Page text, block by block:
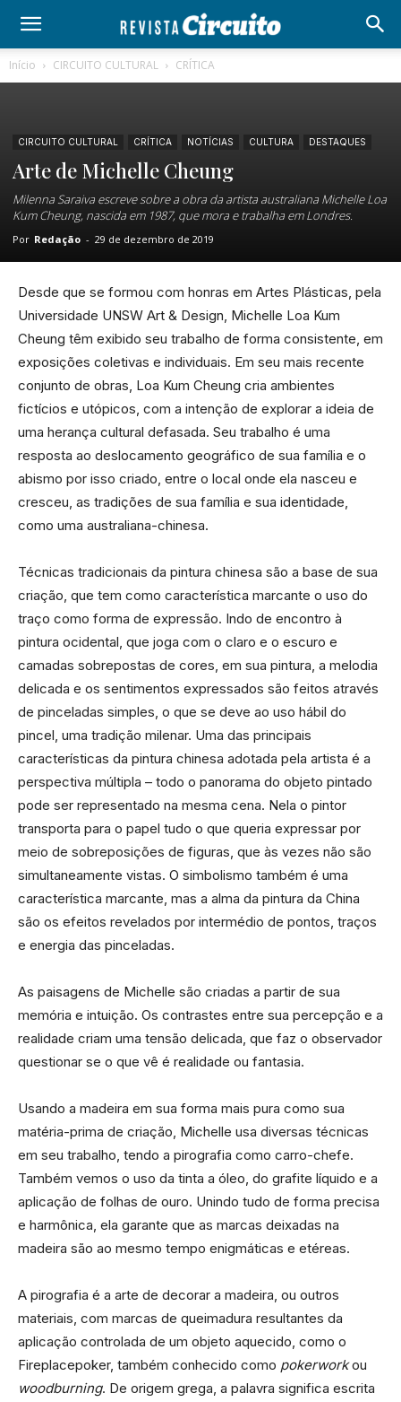
Início CIRCUITO CULTURAL CRÍTICA
CIRCUITO CULTURAL CRÍTICA NOTÍCIAS CULTURA DESTAQUES
Arte de Michelle Cheung
Milenna Saraiva escreve sobre a obra da artista australiana Michelle Loa
Kum Cheung, nascida em 1987, que mora e trabalha em Londres.
Por Redação - 29 de dezembro de 2019
Desde que se formou com honras em Artes Plásticas, pela
Universidade UNSW Art & Design, Michelle Loa Kum
Cheung têm exibido seu trabalho de forma consistente, em
exposições coletivas e individuais. Em seu mais recente
conjunto de obras, Loa Kum Cheung cria ambientes
fictícios e utópicos, com a intenção de explorar a ideia de
uma herança cultural defasada. Seu trabalho é uma
resposta ao deslocamento geográfico de sua família e o
abismo por isso criado, entre o local onde ela nasceu e
cresceu, as tradições de sua família e sua identidade,
como uma australiana-chinesa.
Técnicas tradicionais da pintura chinesa são a base de sua
criação, que tem como característica marcante o uso do
traço como forma de expressão. Indo de encontro à
pintura ocidental, que joga com o claro e o escuro e
camadas sobrepostas de cores, em sua pintura, a melodia
delicada e os sentimentos expressados são feitos através
de pinceladas simples, o que se deve ao uso hábil do
pincel, uma tradição milenar. Uma das principais
características da pintura chinesa adotada pela artista é a
perspectiva múltipla – todo o panorama do objeto pintado
pode ser representado na mesma cena. Nela o pintor
transporta para o papel tudo o que queria expressar por
meio de sobreposições de figuras, que às vezes não são
simultaneamente vistas. O simbolismo também é uma
característica marcante, mas a alma da pintura da China
são os efeitos revelados por intermédio de pontos, traços
e energia das pinceladas.
As paisagens de Michelle são criadas a partir de sua
memória e intuição. Os contrastes entre sua percepção e a
realidade criam uma tensão delicada, que faz o observador
questionar se o que vê é realidade ou fantasia.
Usando a madeira em sua forma mais pura como sua
matéria-prima de criação, Michelle usa diversas técnicas
em seu trabalho, tendo a pirografia como carro-chefe.
Também vemos o uso da tinta a óleo, do grafite líquido e a
aplicação de folhas de ouro. Unindo tudo de forma precisa
e harmônica, ela garante que as marcas deixadas na
madeira são ao mesmo tempo enigmáticas e etéreas.
A pirografia é a arte de decorar a madeira, ou outros
materiais, com marcas de queimadura resultantes da
aplicação controlada de um objeto aquecido, como o
Fireplacepoker, também conhecido como pokerworkou
woodburning. De origem grega, a palavra significa escrita